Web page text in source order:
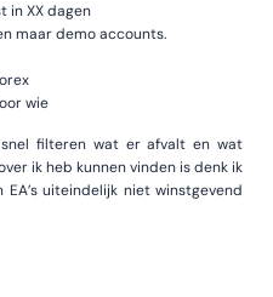
in XX dagen
maar demo accounts.
wie
filteren wat er afvalt en wat
ik heb kunnen vinden is denk ik
uiteindelijk niet winstgevend